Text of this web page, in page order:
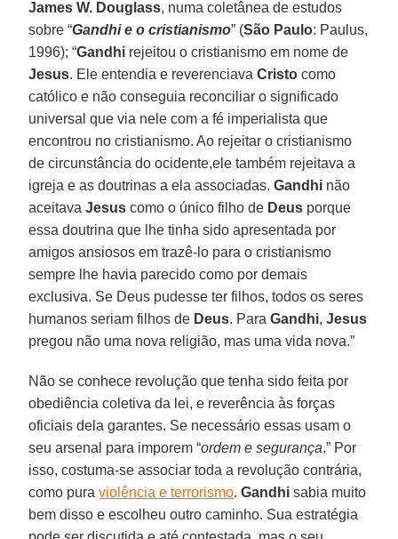
James W. Douglass, numa coletânea de estudos
sobre “Gandhi e o cristianismo” (São Paulo: Paulus,
1996); “Gandhi rejeitou o cristianismo em nome de
Jesus. Ele entendia e reverenciavaCristo como
católico e não conseguia reconciliar o significado
universal que via nele com a fé imperialista que
encontrou no cristianismo. Ao rejeitar o cristianismo
de circunstância do ocidente,ele também rejeitava a
igreja e as doutrinas a ela associadas.Gandhi não
aceitava Jesus como o único filho de Deus porque
essa doutrina que lhe tinha sido apresentada por
amigos ansiosos em trazê-lo para o cristianismo
sempre lhe havia parecido como por demais
exclusiva. Se Deus pudesse ter filhos, todos os seres
humanos seriam filhos de Deus. ParaGandhi,Jesus
pregou não uma nova religião, mas uma vida nova.”
Não se conhece revolução que tenha sido feita por
obediência coletiva da lei, e reverência às forças
oficiais dela garantes. Se necessário essas usam o
seu arsenal para imporem “ordem e segurança.” Por
isso, costuma-se associar toda a revolução contrária,
como puraviolência e terrorismo.Gandhi sabia muito
bem disso e escolheu outro caminho. Sua estratégia